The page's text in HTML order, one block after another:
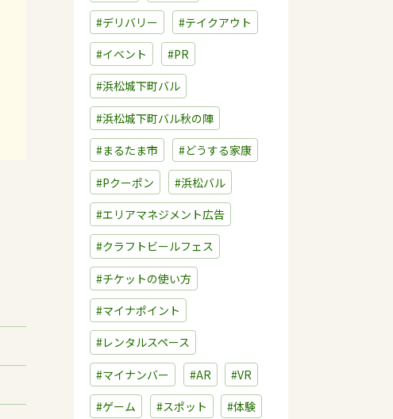
#デリバリー #テイクアウト
#イベント #PR
#浜松城下町バル
#浜松城下町バル秋の陣
#まるたま市 #どうする家康
#Pクーポン #浜松バル
#エリアマネジメント広告
#クラフトビールフェス
#チケットの使い方
#マイナポイント
#レンタルスペース
#マイナンバー #AR #VR
#ゲーム #スポット #体験